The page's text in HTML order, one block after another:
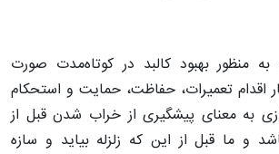
به منظور بهبود کالبد در کوتاه‌مدت صورت
اقدام تعمیرات، حفاظت، حمایت و استحکام
به معنای پیشگیری از خراب شدن قبل از
و ما قبل از این که زلزله بیاید و سازه